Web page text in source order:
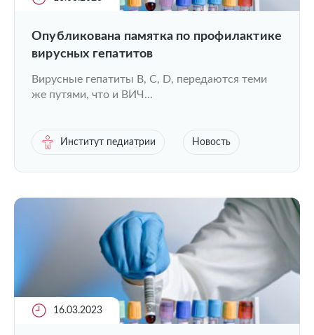
Опубликована памятка по профилактике
вирусных гепатитов
Вирусные гепатиты B, C, D, передаются теми
же путями, что и ВИЧ...
Институт педиатрии Новость
16.03.2023